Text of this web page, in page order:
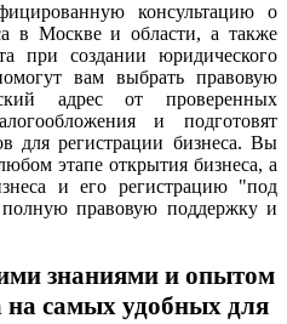
консультацию о
в Москве и области, а также
при создании юридического
вам выбрать правовую
адрес от проверенных
и подготовят
для регистрации бизнеса. Вы
этапе открытия бизнеса, а
и его регистрацию "под
правовую поддержку и
знаниями и опытом
на самых удобных для